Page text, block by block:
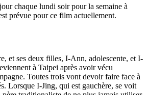
chaque lundi soir pour la semaine à
prévue pour ce film actuellement.
et ses deux filles, I-Ann, adolescente, et I-
à Taipei après avoir vécu
Toutes trois vont devoir faire face à
Lorsque I-Jing, qui est gauchère, se voit